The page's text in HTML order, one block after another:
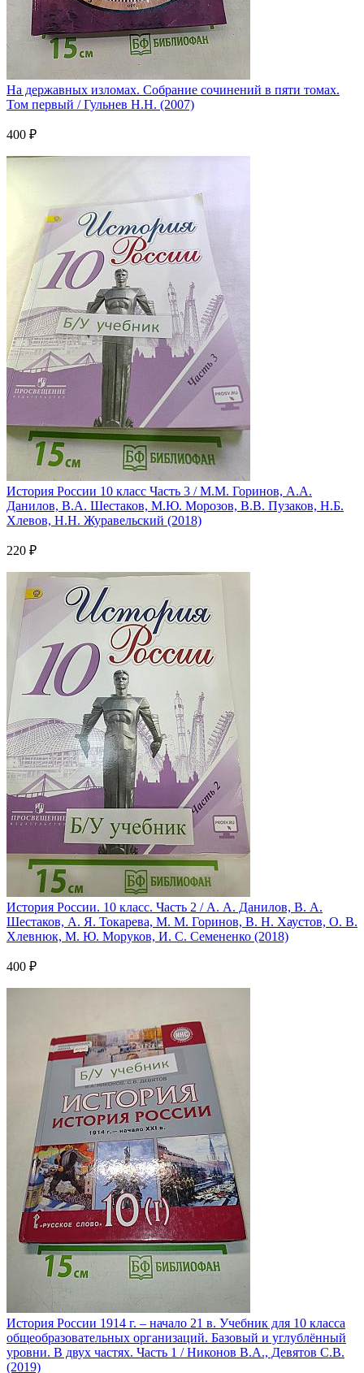
На державных изломах. Собрание сочинений в пяти томах.
Том первый / Гульнев Н.Н. (2007)
400 ₽
История России 10 класс Часть 3 / М.М. Горинов, А.А.
Данилов, В.А. Шестаков, М.Ю. Морозов, В.В. Пузаков, Н.Б.
Хлевов, Н.Н. Журавельский (2018)
220 ₽
История России. 10 класс. Часть 2 / А. А. Данилов, В. А.
Шестаков, А. Я. Токарева, М. М. Горинов, В. Н. Хаустов, О. В.
Хлевнюк, М. Ю. Моруков, И. С. Семененко (2018)
400 ₽
История России 1914 г. – начало 21 в. Учебник для 10 класса
общеобразовательных организаций. Базовый и углублённый
уровни. В двух частях. Часть 1 / Никонов В.А., Девятов С.В.
(2019)